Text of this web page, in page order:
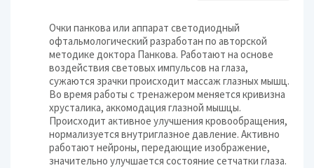
Очки панкова или аппарат светодиодный
офтальмологический разработан по авторской
методике доктора Панкова. Работают на основе
воздействия световых импульсов на глаза,
сужаются зрачки происходит массаж глазных мышц.
Во время работы с тренажером меняется кривизна
хрусталика, аккомодация глазной мышцы.
Происходит активное улучшения кровообращения,
нормализуется внутриглазное давление. Активно
работают нейроны, передающие изображение,
значительно улучшается состояние сетчатки глаза.